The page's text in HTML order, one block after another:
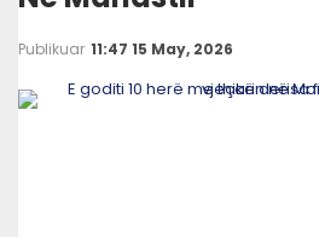
Publikuar 11:47 15 May, 2026